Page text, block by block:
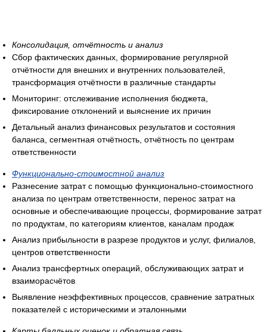
Консолидация, отчётность и анализ
Сбор фактических данных, формирование регулярной
отчётности для внешних и внутренних пользователей,
трансформация отчётности в различные стандарты
Мониторинг: отслеживание исполнения бюджета,
фиксирование отклонений и выяснение их причин
Детальный анализ финансовых результатов и состояния
баланса, сегментная отчётность, отчётность по центрам
ответственности
Функционально-стоимостной анализ
Разнесение затрат с помощью функционально-стоимостного
анализа по центрам ответственности, перенос затрат на
основные и обеспечивающие процессы, формирование затрат
по продуктам, по категориям клиентов, каналам продаж
Анализ прибыльности в разрезе продуктов и услуг, филиалов,
центров ответственности
Анализ трансфертных операций, обслуживающих затрат и
взаиморасчётов
Выявление неэффективных процессов, сравнение затратных
показателей с историческими и эталонными